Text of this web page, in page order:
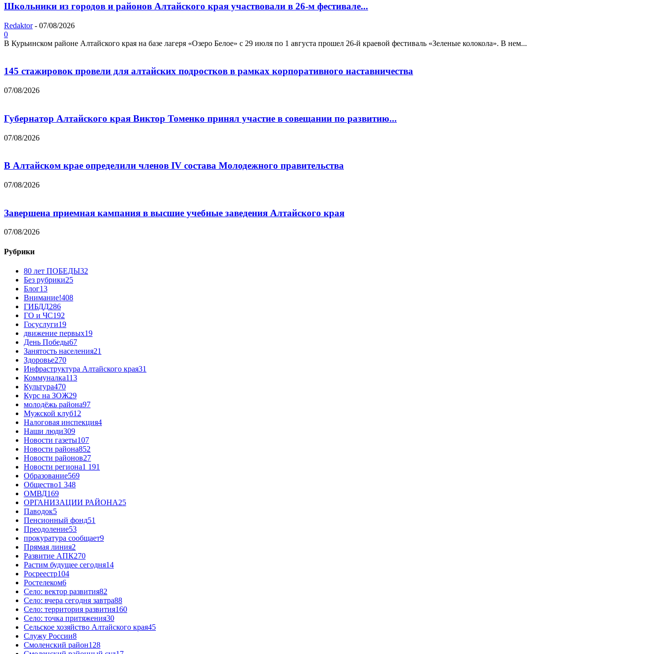
Школьники из городов и районов Алтайского края участвовали в 26-м фестивале...
Redaktor - 07/08/2026
0
В Курьинском районе Алтайского края на базе лагеря «Озеро Белое» с 29 июля по 1 августа прошел 26‑й краевой фестиваль «Зеленые колокола». В нем...
145 стажировок провели для алтайских подростков в рамках корпоративного наставничества
07/08/2026
Губернатор Алтайского края Виктор Томенко принял участие в совещании по развитию...
07/08/2026
В Алтайском крае определили членов IV состава Молодежного правительства
07/08/2026
Завершена приемная кампания в высшие учебные заведения Алтайского края
07/08/2026
Рубрики
80 лет ПОБЕДЫ32
Без рубрики25
Блог13
Внимание!408
ГИБДД286
ГО и ЧС192
Госуслуги19
движение первых19
День Победы67
Занятость населения21
Здоровье270
Инфраструктура Алтайского края31
Коммуналка113
Культура470
Курс на ЗОЖ29
молодёжь района97
Мужской клуб12
Налоговая инспекция4
Наши люди309
Новости газеты107
Новости района852
Новости районов27
Новости региона1 191
Образование569
Общество1 348
ОМВД169
ОРГАНИЗАЦИИ РАЙОНА25
Паводок5
Пенсионный фонд51
Преодоление53
прокуратура сообщает9
Прямая линия2
Развитие АПК270
Растим будущее сегодня14
Росреестр104
Ростелеком6
Село: вектор развития82
Село: вчера сегодня завтра88
Село: территория развития160
Село: точка притяжения30
Сельское хозяйство Алтайского края45
Служу России8
Смоленский район128